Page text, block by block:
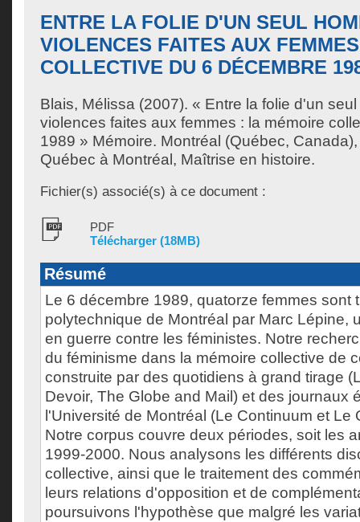
ENTRE LA FOLIE D'UN SEUL
VIOLENCES FAITES AUX
COLLECTIVE DU 6 DÉCEMBRE
Blais, Mélissa (2007). « Entre la folie d'un
violences faites aux femmes : la mémoire
1989 » Mémoire. Montréal (Québec,
Québec à Montréal, Maîtrise en histoire.
Fichier(s) associé(s) à ce document :
PDF
Télécharger (18MB)
Résumé
Le 6 décembre 1989, quatorze femmes sont
polytechnique de Montréal par Marc Lépine,
en guerre contre les féministes. Notre
du féminisme dans la mémoire collective de
construite par des quotidiens à grand tirage
Devoir, The Globe and Mail) et des journaux
l'Université de Montréal (Le Continuum et Le
Notre corpus couvre deux périodes, soit les
1999-2000. Nous analysons les différents
collective, ainsi que le traitement des
leurs relations d'opposition et de
poursuivons l'hypothèse que malgré les